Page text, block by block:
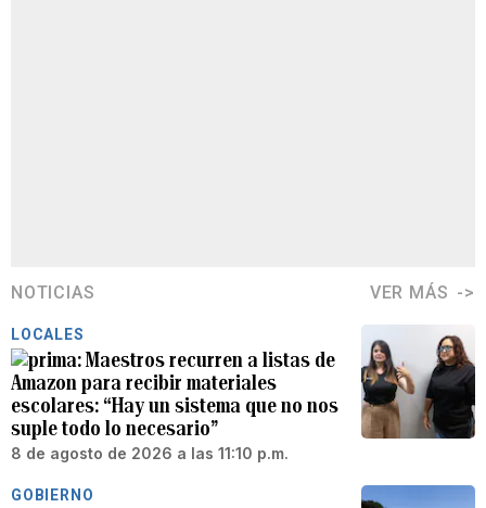
NOTICIAS VER MÁS
LOCALES
Maestros recurren a listas de
Amazon para recibir materiales
escolares: “Hay un sistema que no nos
suple todo lo necesario”
8 de agosto de 2026 a las 11:10 p.m.
GOBIERNO